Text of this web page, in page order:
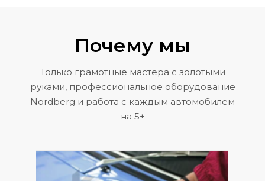
Почему мы
Только грамотные мастера с золотыми
руками, профессиональное оборудование
Nordberg и работа с каждым автомобилем
на 5+